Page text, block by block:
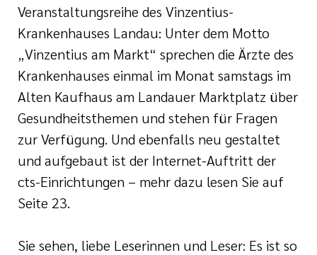
Veranstaltungsreihe des Vinzentius-
Krankenhauses Landau: Unter dem Motto
„Vinzentius am Markt“ sprechen die Ärzte des
Krankenhauses einmal im Monat samstags im
Alten Kaufhaus am Landauer Marktplatz über
Gesundheitsthemen und stehen für Fragen
zur Verfügung. Und ebenfalls neu gestaltet
und aufgebaut ist der Internet-Auftritt der
cts-Einrichtungen – mehr dazu lesen Sie auf
Seite 23.
Sie sehen, liebe Leserinnen und Leser: Es ist so